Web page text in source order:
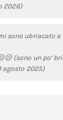
2026)
sono ubriacato
(sono un po’
agosto 2025)